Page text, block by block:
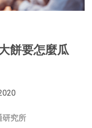
餅要怎麼瓜
研究所